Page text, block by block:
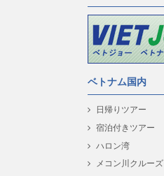
ベトナム国内
日帰りツアー
宿泊付きツアー
ハロン湾
メコン川クルーズ